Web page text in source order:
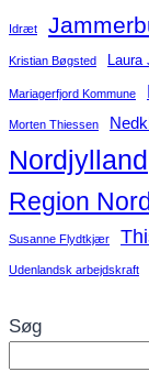
Idræt
Kristian Bøgsted Laura
Mariagerfjord Kommune
Morten Thiessen
Nordjylland
Region
Susanne Flydtkjær
Udenlandsk arbejdskraft
Søg